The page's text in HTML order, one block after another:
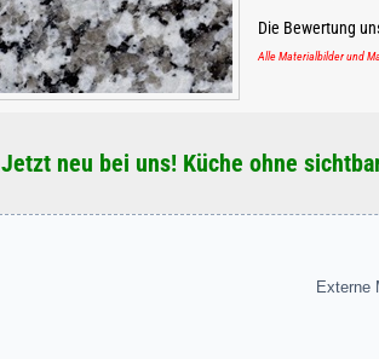
Die Bewertung
Alle Materialbilder und
Jetzt neu bei uns! Küche ohne
Externe